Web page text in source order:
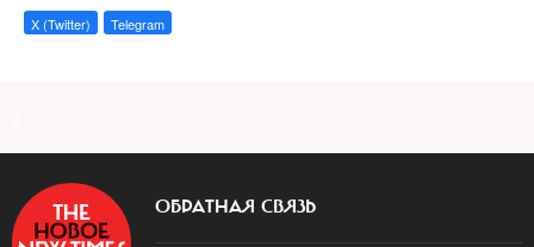
X (Twitter) Telegram
ОБРАТНАЯ СВЯЗЬ